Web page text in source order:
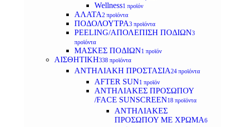
Wellness1 προϊόν
ΑΛΑΤΑ2 προϊόντα
ΠΟΔΟΛΟΥΤΡΑ3 προϊόντα
PEELING/ΑΠΟΛΕΠΙΣΗ ΠΟΔΙΩΝ3
προϊόντα
ΜΑΣΚΕΣ ΠΟΔΙΩΝ1 προϊόν
ΑΙΣΘΗΤΙΚΗ338 προϊόντα
ΑΝΤΗΛΙΑΚΗ ΠΡΟΣΤΑΣΙΑ24 προϊόντα
AFTER SUN1 προϊόν
ΑΝΤΗΛΙΑΚΕΣ ΠΡΟΣΩΠΟΥ
/FACE SUNSCREEN18 προϊόντα
ΑΝΤΗΛΙΑΚΕΣ
ΠΡΟΣΩΠΟΥ ΜΕ ΧΡΩΜΑ6